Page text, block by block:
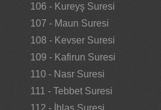
106 - Kureyş Suresi
107 - Maun Suresi
108 - Kevser Suresi
109 - Kafirun Suresi
110 - Nasr Suresi
111 - Tebbet Suresi
112 - İhlas Suresi